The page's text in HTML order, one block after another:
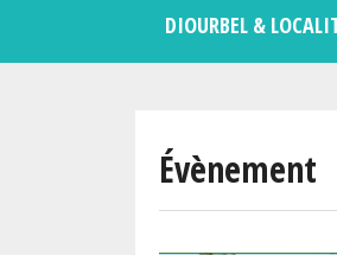
DIOURBEL &
Évènement